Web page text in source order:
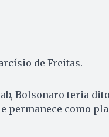
de Freitas.
Bolsonaro teria
permanece como